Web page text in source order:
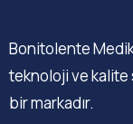
Bonitolente
teknoloji ve kalite
bir markadır.